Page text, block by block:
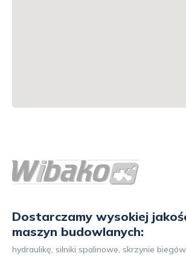
Dostarczamy wysokiej
maszyn budowlanych:
hydraulikę, silniki spalinowe, skrzynie